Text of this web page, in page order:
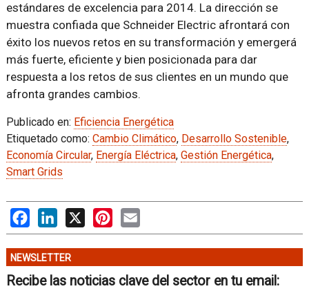
estándares de excelencia para 2014. La dirección se
muestra confiada que Schneider Electric afrontará con
éxito los nuevos retos en su transformación y emergerá
más fuerte, eficiente y bien posicionada para dar
respuesta a los retos de sus clientes en un mundo que
afronta grandes cambios.
Publicado en: Eficiencia Energética
Etiquetado como: Cambio Climático, Desarrollo Sostenible,
Economía Circular, Energía Eléctrica, Gestión Energética,
Smart Grids
FacebookLinkedIn
X PinterestEmail
NEWSLETTER
Recibe las noticias clave del sector en tu email: